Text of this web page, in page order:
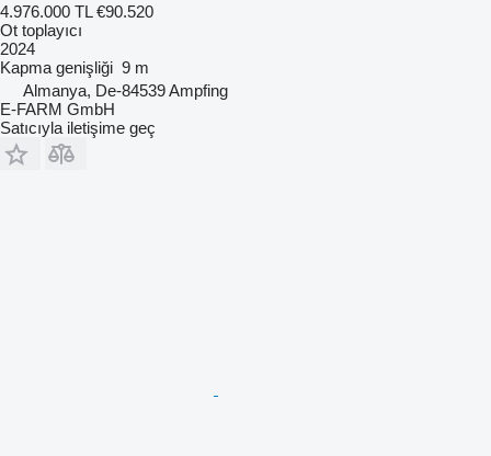
4.976.000 TL €90.520
Ot toplayıcı
2024
Kapma genişliği 9 m
Almanya, De-84539 Ampfing
E-FARM GmbH
Satıcıyla iletişime geç